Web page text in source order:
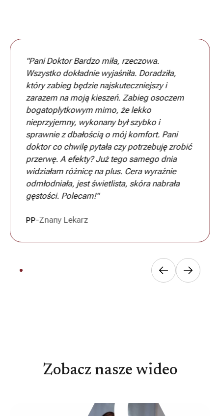
"Pani Doktor Bardzo miła, rzeczowa.
Wszystko dokładnie wyjaśniła. Doradziła,
który zabieg będzie najskuteczniejszy i
zarazem na moją kieszeń. Zabieg osoczem
bogatoplytkowym mimo, że lekko
nieprzyjemny, wykonany był szybko i
sprawnie z dbałością o mój komfort. Pani
doktor co chwilę pytała czy potrzebuję zrobić
przerwę. A efekty? Już tego samego dnia
widziałam różnicę na plus. Cera wyraźnie
odmłodniała, jest świetlista, skóra nabrała
gęstości. Polecam!"
PP-Znany Lekarz
Zobacz nasze wideo